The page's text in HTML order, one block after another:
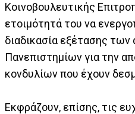
Κοινοβουλευτικής
ετοιμότητά του να
διαδικασία εξέτασης
Πανεπιστημίων για την
κονδυλίων που έχουν
Εκφράζουν, επίσης, τις